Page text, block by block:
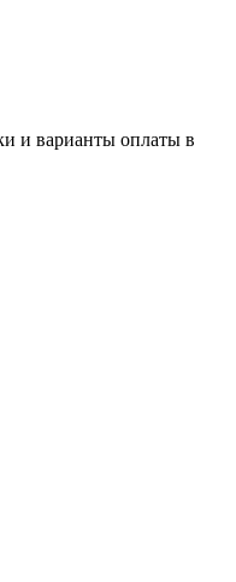
и варианты оплаты в